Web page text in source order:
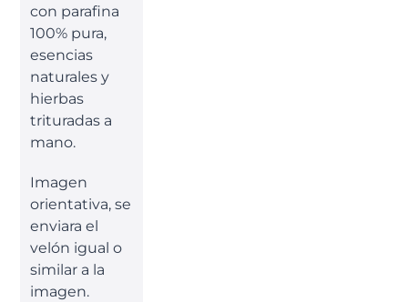
con parafina
100% pura,
esencias
naturales y
hierbas
trituradas a
mano.
Imagen
orientativa, se
enviara el
velón igual o
similar a la
imagen.